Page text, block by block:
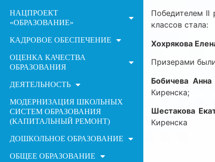
НАЦПРОЕКТ
«ОБРАЗОВАНИЕ»
КАДРОВОЕ ОБЕСПЕЧЕНИЕ
ОЦЕНКА КАЧЕСТВА
ОБРАЗОВАНИЯ
ДЕЯТЕЛЬНОСТЬ
МОДЕРНИЗАЦИЯ ШКОЛЬНЫХ
СИСТЕМ ОБРАЗОВАНИЯ
(КАПИТАЛЬНЫЙ РЕМОНТ)
ДОШКОЛЬНОЕ ОБРАЗОВАНИЕ
ОБЩЕЕ ОБРАЗОВАНИЕ
Победителем II
классов стала:
Хохрякова
Призерами
Бобичева Анна
Киренска;
Шестакова
Киренска